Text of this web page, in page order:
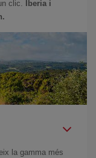
clic.
Iberia i
la gamma més